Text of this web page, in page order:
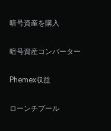
暗号資産を購入
暗号資産コンバーター
Phemex収益
ローンチプール